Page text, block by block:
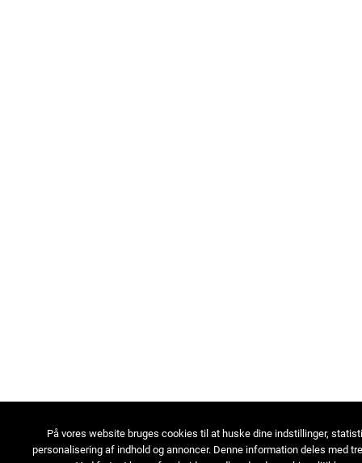
På vores website bruges cookies til at huske dine indstillinger,
personalisering af indhold og annoncer. Denne information deles med